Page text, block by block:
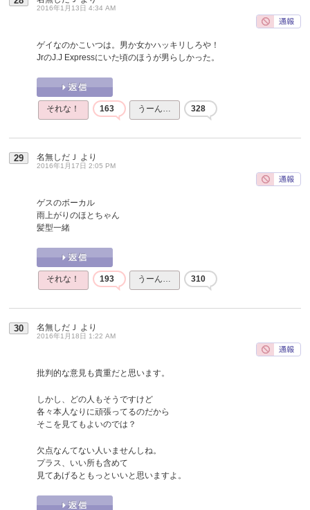
2016年1月13日 4:34 AM
ゲイなのかこいつは。男か女かハッキリしろや！
JrのJ.J Expressにいた頃のほうが男らしかった。
それな！ 163 うーん… 328
29 名無しだＪ より
2016年1月17日 2:05 PM
ゲスのボーカル
雨上がりのほとちゃん
髪型一緒
それな！ 193 うーん… 310
30 名無しだＪ より
2016年1月18日 1:22 AM
批判的な意見も貴重だと思います。
しかし、どの人もそうですけど
各々本人なりに頑張ってるのだから
そこを見てもよいのでは？
欠点なんてない人いませんしね。
プラス、いい所も含めて
見てあげるともっといいと思いますよ。